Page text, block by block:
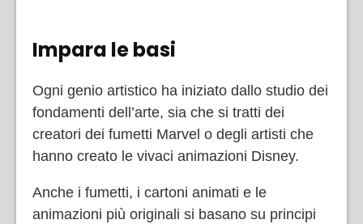
Impara le basi
Ogni genio artistico ha iniziato dallo studio dei
fondamenti dell’arte, sia che si tratti dei
creatori dei fumetti Marvel o degli artisti che
hanno creato le vivaci animazioni Disney.
Anche i fumetti, i cartoni animati e le
animazioni più originali si basano su principi